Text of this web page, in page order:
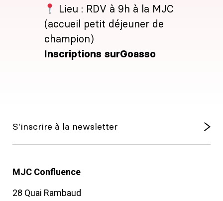
Lieu : RDV à 9h à la MJC
(accueil petit déjeuner de
champion)
Inscriptions surGoasso
MJC Confluence
28 Quai Rambaud